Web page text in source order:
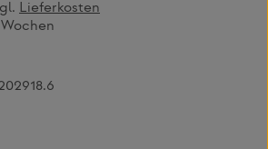
Lieferkosten